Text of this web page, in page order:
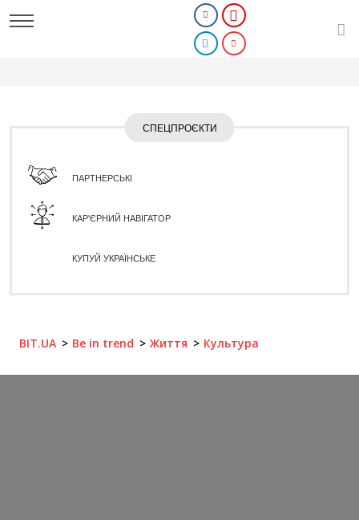
СПЕЦПРОЄКТИ
ПАРТНЕРСЬКІ
КАР'ЄРНИЙ НАВІГАТОР
КУПУЙ УКРАЇНСЬКЕ
BIT.UA Be in trend Життя Культура